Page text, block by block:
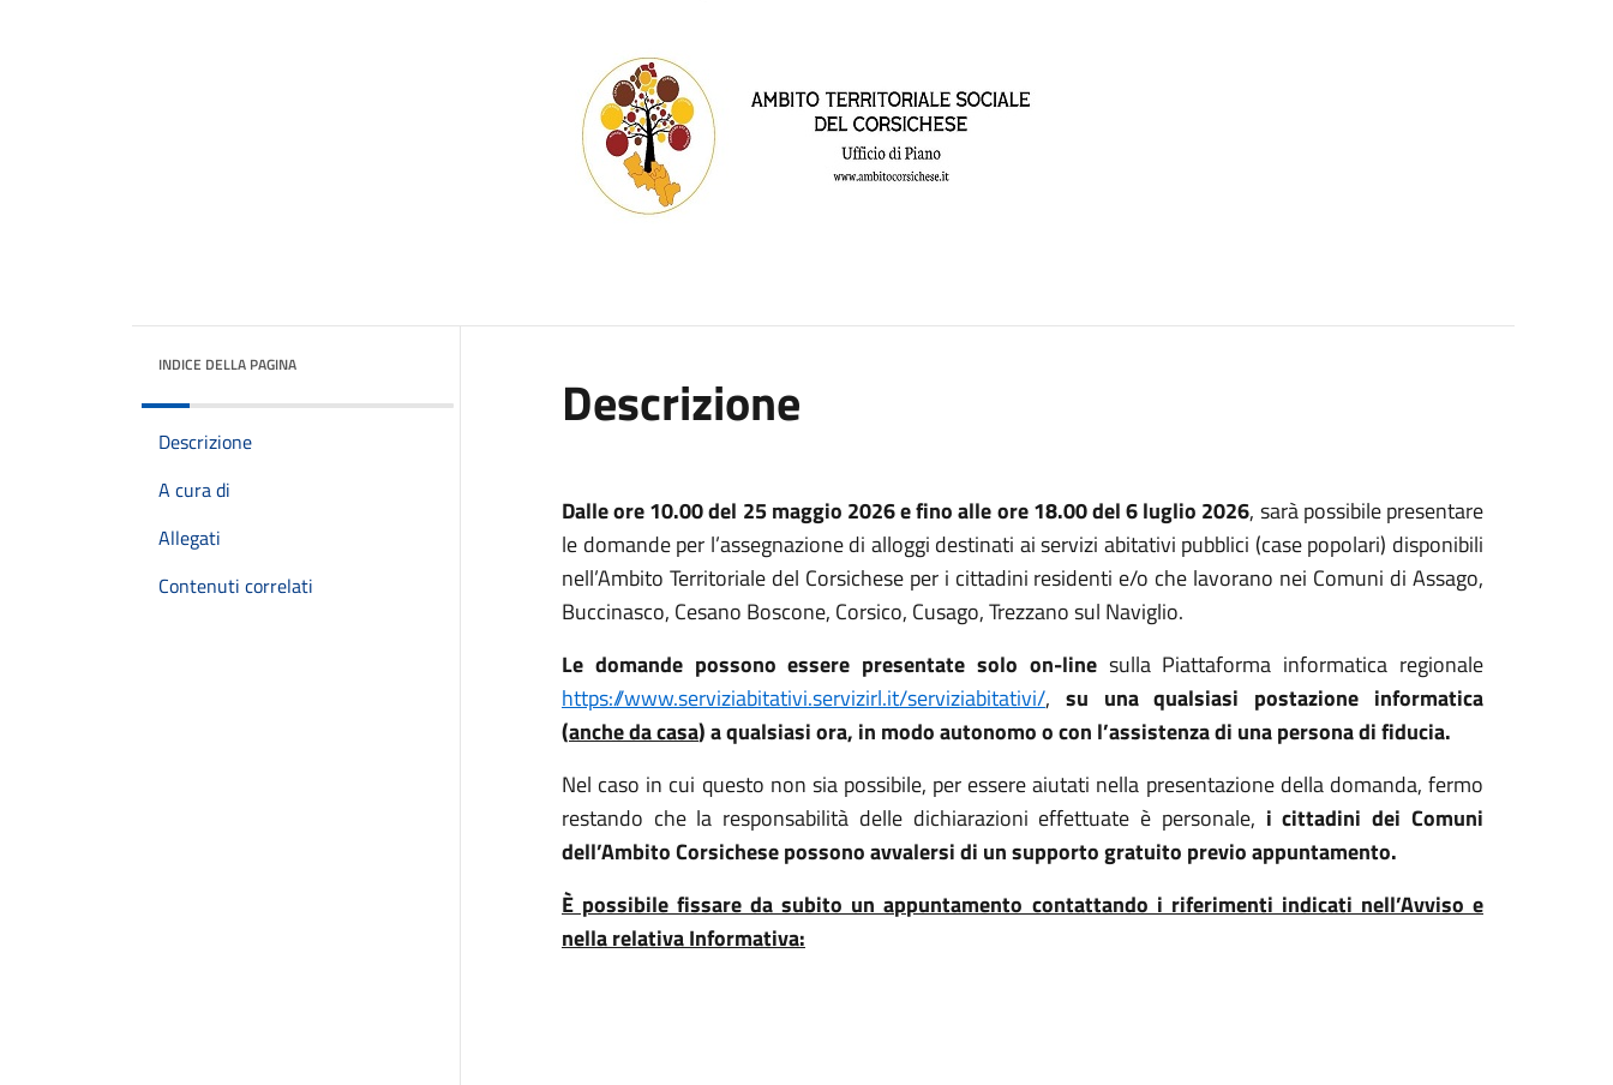
INDICE DELLA PAGINA
Descrizione
A cura di
Allegati
Contenuti correlati
Descrizione
Dalle ore 10.00 del 25 maggio 2026 e fino alle ore 18.00 del 6 luglio 2026, sarà possibile presentare
le domande per l’assegnazione di alloggi destinati ai servizi abitativi pubblici (case popolari) disponibili
nell’Ambito Territoriale del Corsichese per i cittadini residenti e/o che lavorano nei Comuni di Assago,
Buccinasco, Cesano Boscone, Corsico, Cusago, Trezzano sul Naviglio.
Le domande possono essere presentate solo on-linesulla Piattaforma informatica regionale
https://www.serviziabitativi.servizirl.it/serviziabitativi/, su una qualsiasi postazione informatica
(anche da casa) a qualsiasi ora, in modo autonomo o con l’assistenza di una persona di fiducia.
Nel caso in cui questo non sia possibile, per essere aiutati nella presentazione della domanda, fermo
restando che la responsabilità delle dichiarazioni effettuate è personale, i cittadini dei Comuni
dell’Ambito Corsichese possono avvalersi di un supporto gratuito previo appuntamento.
È possibile fissare da subito un appuntamento contattando i riferimenti indicati nell’Avviso e
nella relativa Informativa: